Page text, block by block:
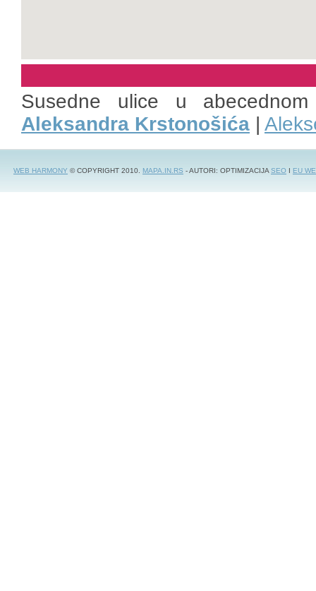
Susedne ulice u
Aleksandra Krstonošića |
WEB HARMONY © COPYRIGHT 2010. MAPA.IN.RS - AUTORI: OPTIMIZACIJA SEO I EU